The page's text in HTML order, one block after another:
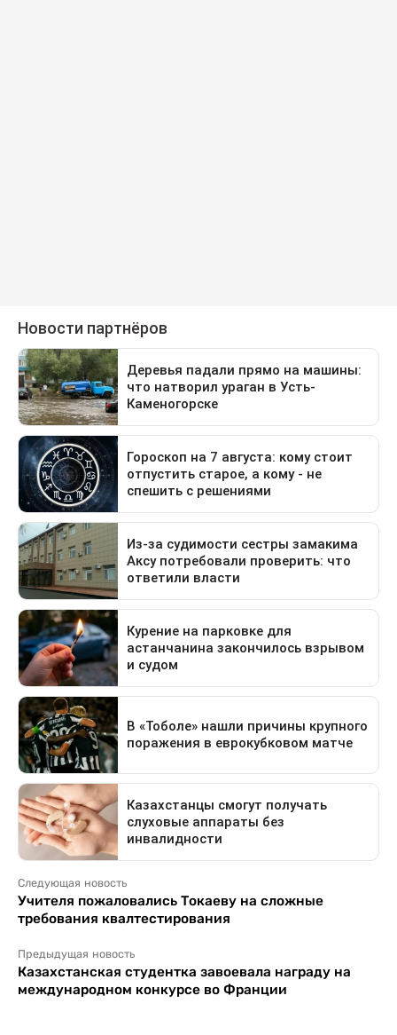
Следующая новость
Учителя пожаловались Токаеву на сложные
требования квалтестирования
Предыдущая новость
Казахстанская студентка завоевала награду на
международном конкурсе во Франции